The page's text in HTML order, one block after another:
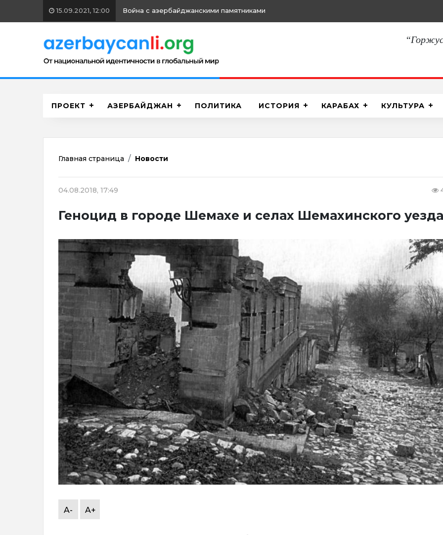
15.09.2021, 12:00 Война с азербайджанскими памятниками
ПРОЕКТ АЗЕРБАЙДЖАН ПОЛИТИКА ИСТОРИЯ КАРАБАХ КУЛЬТУРА
Главная страница Новости
04.08.2018, 17:49
Геноцид в городе Шемахе и селах Шемахинского уезда
A- A+